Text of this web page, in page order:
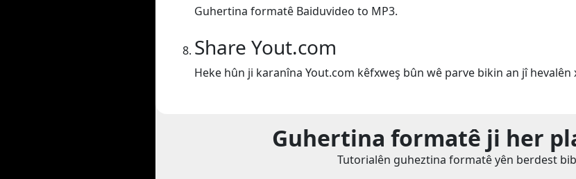
Guhertina formatê Baiduvideo to MP3.
Share Yout.com
Heke hûn ji karanîna Yout.com kêfxweş bûn wê parve bikin an jî hevalên
Guhertina formatê ji her
Tutorialên guheztina formatê yên berdest